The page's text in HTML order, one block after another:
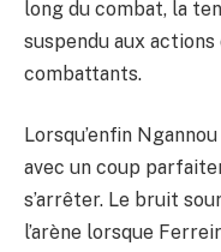
long du combat, la
suspendu aux
combattants.
Lorsqu’enfin
avec un coup
s’arrêter. Le bruit
l’arène lorsque